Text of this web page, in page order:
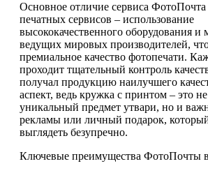
Основное отличие сервиса
печатных сервисов – использование
высококачественного оборудования и
ведущих мировых производителей,
премиальное качество фотопечати.
проходит тщательный контроль
получал продукцию наилучшего
аспект, ведь кружка с принтом – это
уникальный предмет утвари, но и
рекламы или личный подарок,
выглядеть безупречно.
Ключевые преимущества ФотоПочты